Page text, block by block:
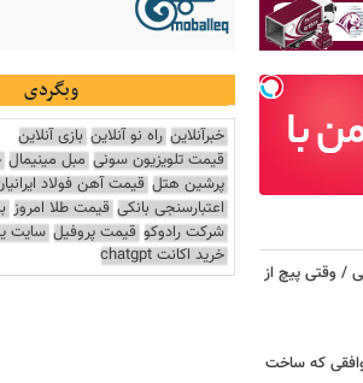
پاگانی / وقتی پیچ از
که ساخت
وبگردی
خبرآنلاین راه نو آنلاین بازی آنلاین
قیمت تلویزیون سونی مبل مینیمال
پرشین هتل قیمت آهن فولاد
اعتبارسنجی بانکی قیمت طلا امروز
شرکت رادوکو قیمت پروفیل سایت
خرید اکانت chatgpt